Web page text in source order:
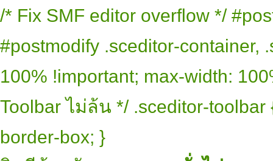
/* Fix SMF editor overflow */
#postmodify .sceditor-container,
100% !important; max-width:
Toolbar ไม่ล้น */ .sceditor-
border-box; }